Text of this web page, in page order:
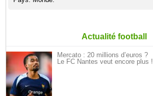
Actualité football
Mercato : 20 millions d’euros ?
Le FC Nantes veut encore plus !